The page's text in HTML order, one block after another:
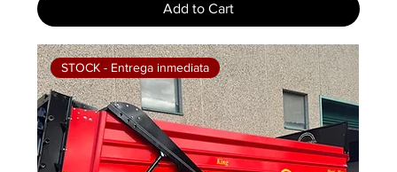
Add to Cart
STOCK - Entrega inmediata